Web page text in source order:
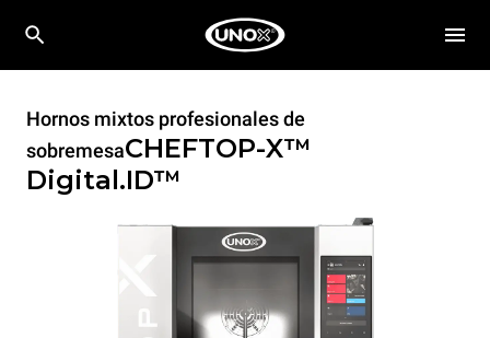
Hornos mixtos profesionales de
sobremesaCHEFTOP-X™
Digital.ID™